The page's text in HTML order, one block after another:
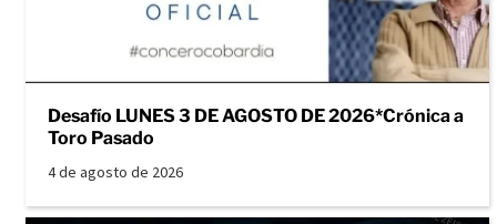
Desafío LUNES 3 DE AGOSTO DE 2026*Crónica a
Toro Pasado
4 de agosto de 2026